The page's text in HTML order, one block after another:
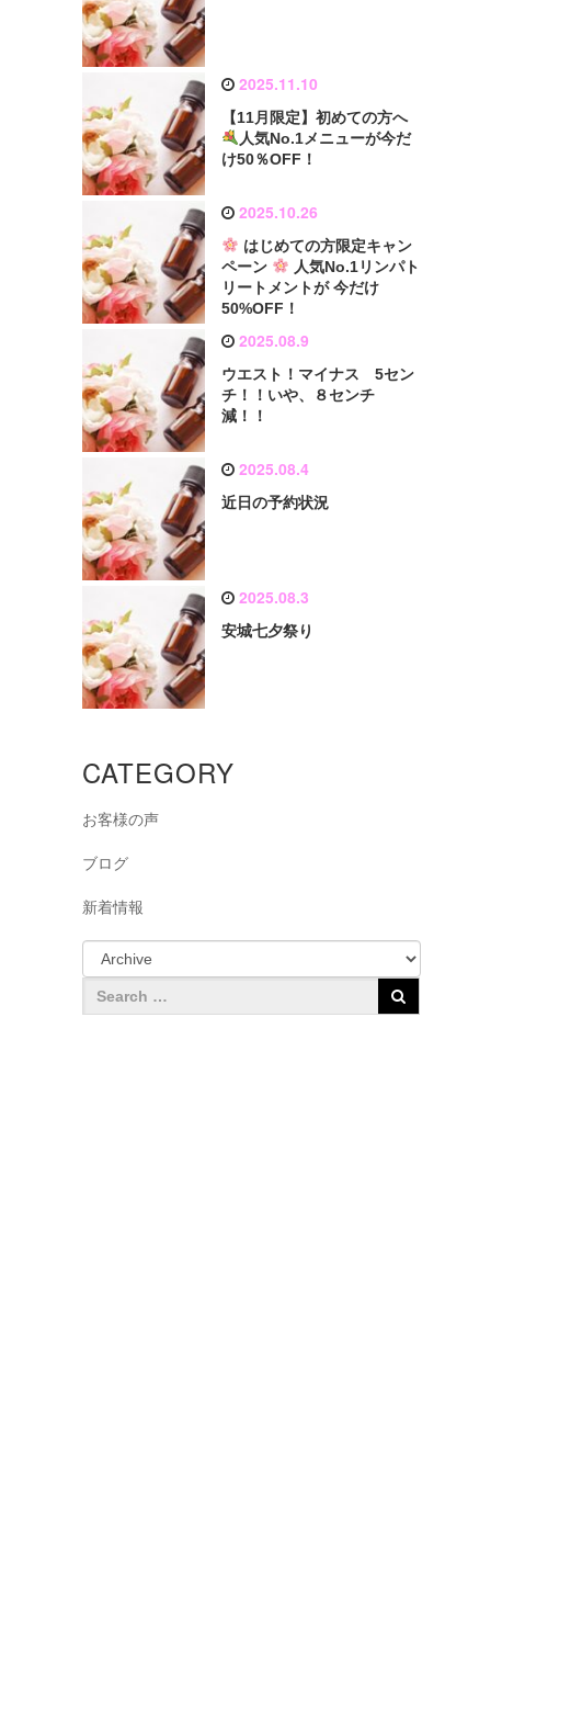
2025.11.10
【11月限定】初めての方へ
人気No.1メニューが今だ
け50％OFF！
2025.10.26
はじめての方限定キャン
ペーン
人気No.1リンパト
リートメントが 今だけ
50%OFF！
2025.08.9
ウエスト！マイナス 5セン
チ！！いや、８センチ
減！！
2025.08.4
近日の予約状況
2025.08.3
安城七夕祭り
CATEGORY
お客様の声
ブログ
新着情報